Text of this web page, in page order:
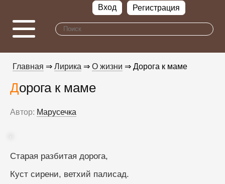
Вход Регистрация
Главная ⇒ Лирика ⇒ О жизни ⇒ Дорога к маме
Дорога к маме
Автор: Марусечка
Старая разбитая дорога,
Куст сирени, ветхий палисад.